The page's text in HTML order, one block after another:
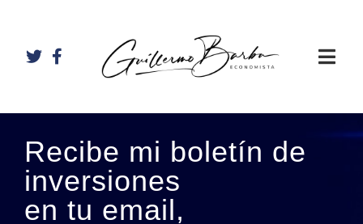
Recibe mi boletín de
inversiones
en tu email,